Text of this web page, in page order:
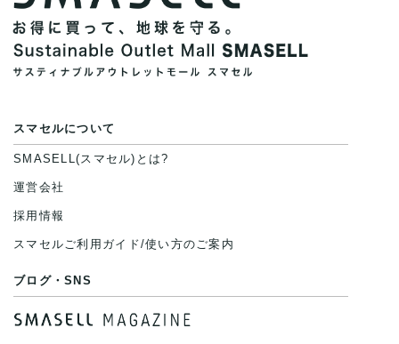
スマセルについて
SMASELL(スマセル)とは?
運営会社
採用情報
スマセルご利用ガイド/使い方のご案内
ブログ・SNS